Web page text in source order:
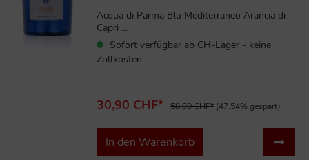
Acqua di Parma Blu Mediterraneo Arancia di
Capri ...
Sofort verfügbar ab CH-Lager - keine
Zollkosten
30,90 CHF* 58,90 CHF* (47.54% gespart)
In den Warenkorb